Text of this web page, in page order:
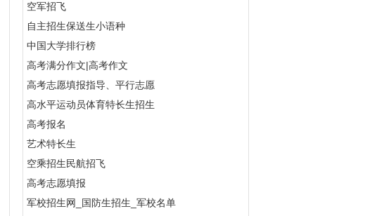
空军招飞
自主招生保送生小语种
中国大学排行榜
高考满分作文|高考作文
高考志愿填报指导、平行志愿
高水平运动员体育特长生招生
高考报名
艺术特长生
空乘招生民航招飞
高考志愿填报
军校招生网_国防生招生_军校名单